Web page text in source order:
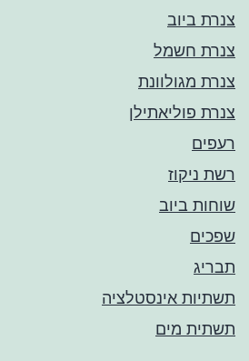
צנרת ביוב
צנרת חשמל
צנרת מגולוונת
צנרת פוליאתילן
רעפים
רשת ניקוז
שוחות ביוב
שפכים
תבריג
תשתיות אינסטלציה
תשתית מים